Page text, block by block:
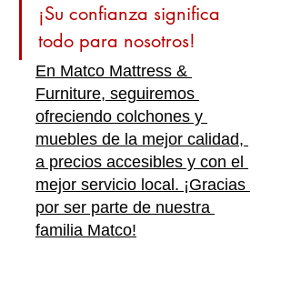
¡Su confianza significa
todo para nosotros!
En Matco Mattress &
Furniture, seguiremos
ofreciendo colchones y
muebles de la mejor calidad,
a precios accesibles y con el
mejor servicio local. ¡Gracias
por ser parte de nuestra
familia Matco!